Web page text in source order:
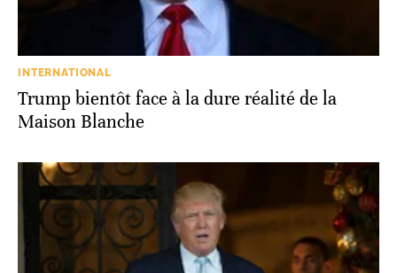
INTERNATIONAL
Trump bientôt face à la dure réalité de la
Maison Blanche